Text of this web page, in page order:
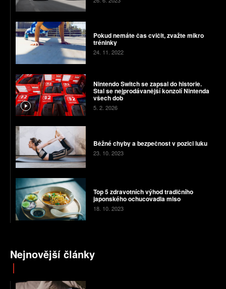
Pokud nemáte čas cvičit, zvažte mikro
tréninky
24. 11. 2022
Nintendo Switch se zapsal do historie.
Stal se nejprodávanější konzolí Nintenda
všech dob
5. 2. 2026
Běžné chyby a bezpečnost v pozici luku
23. 10. 2023
Top 5 zdravotních výhod tradičního
japonského ochucovadla miso
18. 10. 2023
Nejnovější články